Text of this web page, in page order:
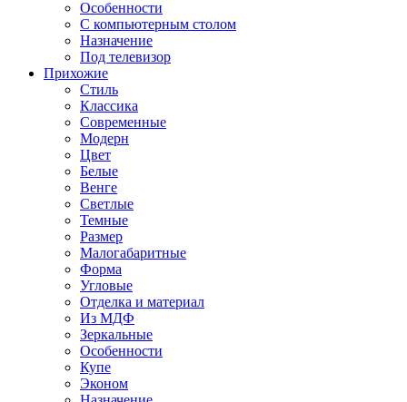
Особенности
С компьютерным столом
Назначение
Под телевизор
Прихожие
Стиль
Классика
Современные
Модерн
Цвет
Белые
Венге
Светлые
Темные
Размер
Малогабаритные
Форма
Угловые
Отделка и материал
Из МДФ
Зеркальные
Особенности
Купе
Эконом